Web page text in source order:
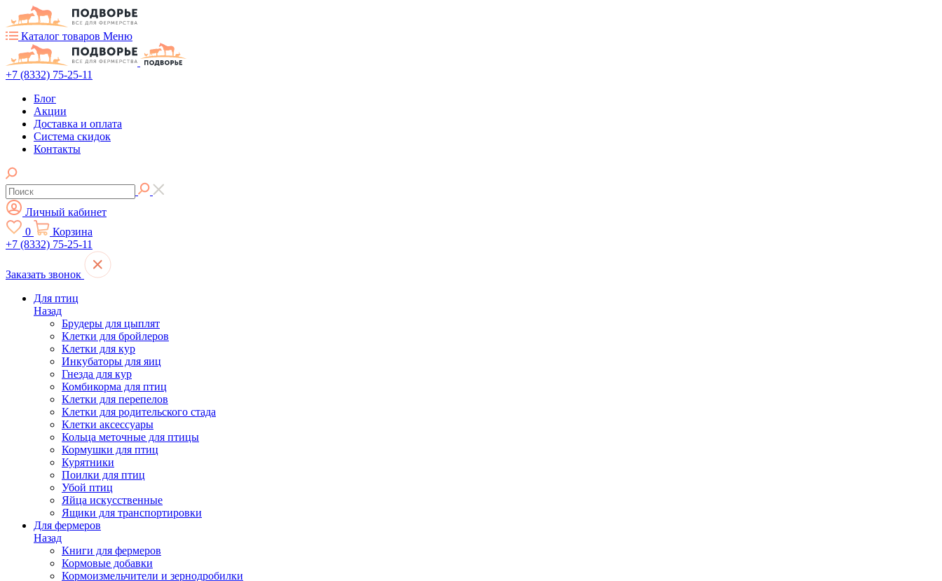
Каталог товаров Меню
+7 (8332) 75-25-11
Блог
Акции
Доставка и оплата
Система скидок
Контакты
Личный кабинет
0
Корзина
+7 (8332) 75-25-11
Заказать звонок
Для птиц
Назад
Брудеры для цыплят
Клетки для бройлеров
Клетки для кур
Инкубаторы для яиц
Гнезда для кур
Комбикорма для птиц
Клетки для перепелов
Клетки для родительского стада
Клетки аксессуары
Кольца меточные для птицы
Кормушки для птиц
Курятники
Поилки для птиц
Убой птиц
Яйца искусственные
Ящики для транспортировки
Для фермеров
Назад
Книги для фермеров
Кормовые добавки
Кормоизмельчители и зернодробилки